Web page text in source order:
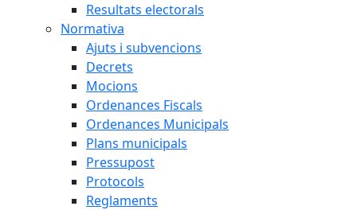
Resultats electorals
Normativa
Ajuts i subvencions
Decrets
Mocions
Ordenances Fiscals
Ordenances Municipals
Plans municipals
Pressupost
Protocols
Reglaments